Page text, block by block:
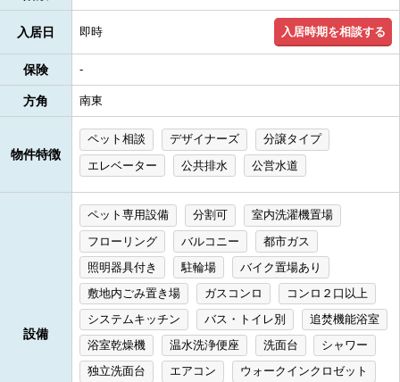
入居日 即時 入居時期を相談する
保険 -
方角 南東
物件特徴
ペット相談 デザイナーズ
分譲タイプ
エレベーター
公共排水 公営水道
設備
ペット専用設備 分割可
室内洗濯機置場
フローリング
バルコニー
都市ガス
照明器具付き
駐輪場
バイク置場あり
敷地内ごみ置き場
ガスコンロ
コンロ２口以上
システムキッチン
バス・トイレ別
追焚機能浴室
浴室乾燥機
温水洗浄便座 洗面台
シャワー
独立洗面台
エアコン ウォークインクロゼット